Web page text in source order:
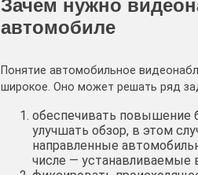
Зачем нужно
автомобиле
Понятие автомобильное
широкое. Оно может решать ряд
обеспечивать повышение
улучшать обзор, в этом
направленные
числе — устанавливаемые